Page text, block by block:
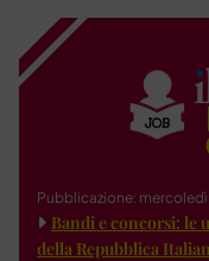
Pubblicazione:
Bandi e concorsi: le
della Repubblica